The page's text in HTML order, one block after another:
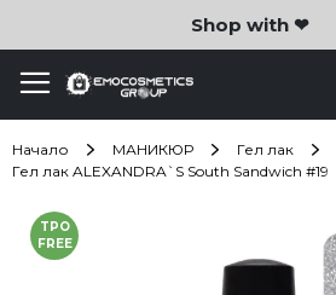
Shop with ❤
Начало МАНИКЮР Гел лак
Гел лак ALEXANDRA`S South Sandwich #19
TPO
FREE
Преминете
към
края